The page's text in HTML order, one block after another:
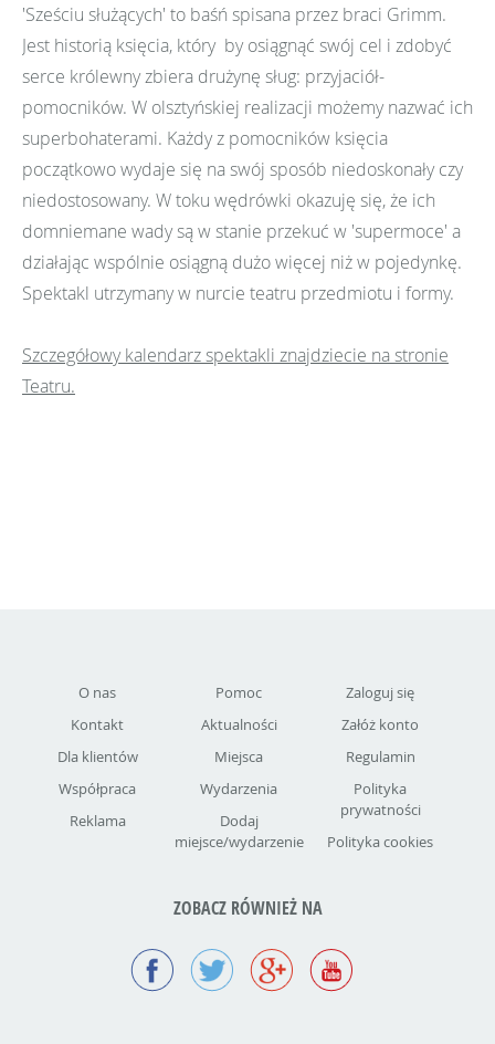
'Sześciu służących' to baśń spisana przez braci Grimm.
Jest historią księcia, który by osiągnąć swój cel i zdobyć
serce królewny zbiera drużynę sług: przyjaciół-
pomocników. W olsztyńskiej realizacji możemy nazwać ich
superbohaterami. Każdy z pomocników księcia
początkowo wydaje się na swój sposób niedoskonały czy
niedostosowany. W toku wędrówki okazuję się, że ich
domniemane wady są w stanie przekuć w 'supermoce' a
działając wspólnie osiągną dużo więcej niż w pojedynkę.
Spektakl utrzymany w nurcie teatru przedmiotu i formy.
Szczegółowy kalendarz spektakli znajdziecie na stronie
Teatru.
O nas
Kontakt
Dla klientów
Współpraca
Reklama
Pomoc
Aktualności
Miejsca
Wydarzenia
Dodaj
miejsce/wydarzenie
Zaloguj się
Załóż konto
Regulamin
Polityka
prywatności
Polityka cookies
ZOBACZ RÓWNIEŻ NA